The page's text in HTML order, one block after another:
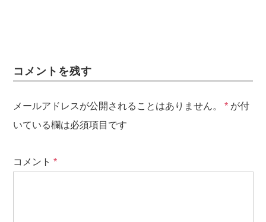
コメントを残す
メールアドレスが公開されることはありません。 * が付
いている欄は必須項目です
コメント*